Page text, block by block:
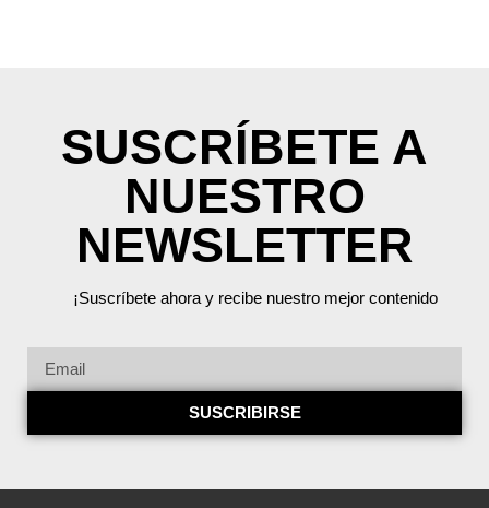
SUSCRÍBETE A
NUESTRO
NEWSLETTER
¡Suscríbete ahora y recibe nuestro mejor contenido
SUSCRIBIRSE